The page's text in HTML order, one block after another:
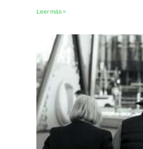
Leer más »